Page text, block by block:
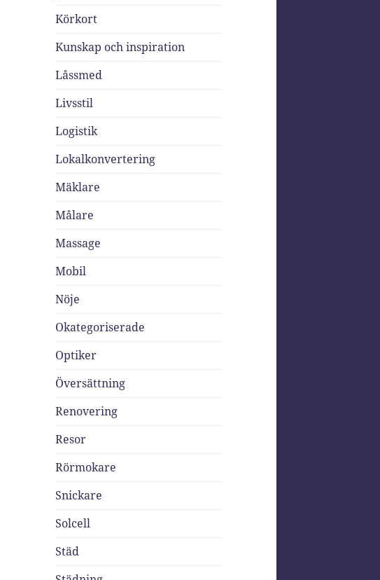
Körkort
Kunskap och inspiration
Låssmed
Livsstil
Logistik
Lokalkonvertering
Mäklare
Målare
Massage
Mobil
Nöje
Okategoriserade
Optiker
Översättning
Renovering
Resor
Rörmokare
Snickare
Solcell
Städ